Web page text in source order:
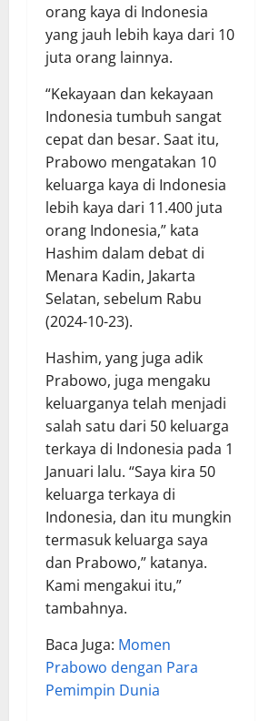
orang kaya di Indonesia
yang jauh lebih kaya dari 10
juta orang lainnya.
“Kekayaan dan kekayaan
Indonesia tumbuh sangat
cepat dan besar. Saat itu,
Prabowo mengatakan 10
keluarga kaya di Indonesia
lebih kaya dari 11.400 juta
orang Indonesia,” kata
Hashim dalam debat di
Menara Kadin, Jakarta
Selatan, sebelum Rabu
(2024-10-23).
Hashim, yang juga adik
Prabowo, juga mengaku
keluarganya telah menjadi
salah satu dari 50 keluarga
terkaya di Indonesia pada 1
Januari lalu. “Saya kira 50
keluarga terkaya di
Indonesia, dan itu mungkin
termasuk keluarga saya
dan Prabowo,” katanya.
Kami mengakui itu,”
tambahnya.
Baca Juga: Momen
Prabowo dengan Para
Pemimpin Dunia